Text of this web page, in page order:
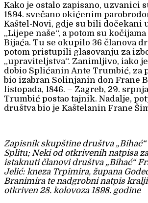
Kako je ostalo zapisano, uzvanici
1894. svečano okićenim
Kaštel-Novi, gdje su bili dočekani
„Lijepe naše“, a potom su
Bijaća. Tu se okupilo 36 članova
potom pristupili glasovanju za
„upraviteljstva“. Zanimljivo, iako
dobio Splićanin Ante Trumbić, za
bio izabran Solinjanin don Frane
listopada, 1846. – Zagreb, 29.
Trumbić postao tajnik. Nadalje,
društva bio je Kaštelanin Frane
Zapisnik skupštine društva „Bihać“
Splitu; Neki od otkrivenih natpisa
istaknuti članovi društva „Bihać“
Jelić: kneza Trpimira, župana
Branimira te nadgrobni natpis
otkriven 28. kolovoza 1898. godine